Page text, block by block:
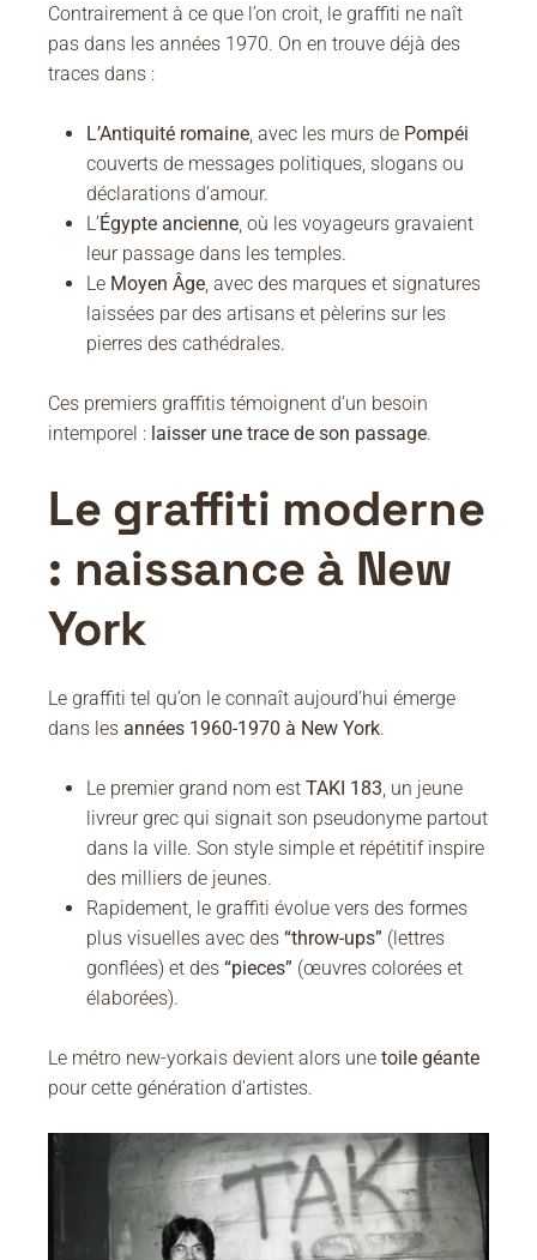
Contrairement à ce que l’on croit, le graffiti ne naît
pas dans les années 1970. On en trouve déjà des
traces dans :
L’Antiquité romaine , avec les murs de Pompéi
couverts de messages politiques, slogans ou
déclarations d’amour.
L’Égypte ancienne , où les voyageurs gravaient
leur passage dans les temples.
Le Moyen Âge , avec des marques et signatures
laissées par des artisans et pèlerins sur les
pierres des cathédrales.
Ces premiers graffitis témoignent d’un besoin
intemporel : laisser une trace de son passage.
Le graffiti moderne
: naissance à New
York
Le graffiti tel qu’on le connaît aujourd’hui émerge
dans les années 1960-1970 à New York.
Le premier grand nom est TAKI 183 , un jeune
livreur grec qui signait son pseudonyme partout
dans la ville. Son style simple et répétitif inspire
des milliers de jeunes.
Rapidement, le graffiti évolue vers des formes
plus visuelles avec des “throw-ups” (lettres
gonflées) et des “pieces” (œuvres colorées et
élaborées).
Le métro new-yorkais devient alors une toile géante
pour cette génération d’artistes.